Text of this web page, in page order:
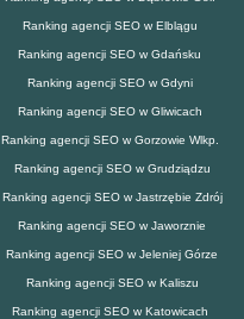
Ranking agencji SEO w Elblągu
Ranking agencji SEO w Gdańsku
Ranking agencji SEO w Gdyni
Ranking agencji SEO w Gliwicach
Ranking agencji SEO w Gorzowie Wlkp.
Ranking agencji SEO w Grudziądzu
Ranking agencji SEO w Jastrzębie Zdrój
Ranking agencji SEO w Jaworznie
Ranking agencji SEO w Jeleniej Górze
Ranking agencji SEO w Kaliszu
Ranking agencji SEO w Katowicach